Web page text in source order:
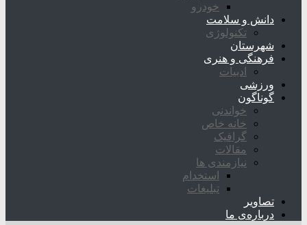
خودرو
دانش و سلامت
تکنولوژی
شهرستان
فرهنگی و هنری
ادبیات
ورزشی
گوناگون
خواندنی
خانه خاص
گرافیک
مقالات
نیازمندی ها
استخدام
تبلیغات
تصاویر
درباره‌ی ما